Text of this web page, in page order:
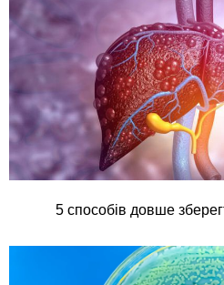
5 способів довше